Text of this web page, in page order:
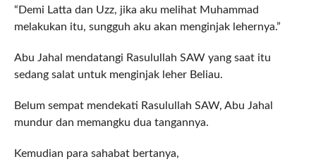
“Demi Latta dan Uzz, jika aku melihat Muhammad
melakukan itu, sungguh aku akan menginjak lehernya.”
Abu Jahal mendatangi Rasulullah SAW yang saat itu
sedang salat untuk menginjak leher Beliau.
Belum sempat mendekati Rasulullah SAW, Abu Jahal
mundur dan memangku dua tangannya.
Kemudian para sahabat bertanya,